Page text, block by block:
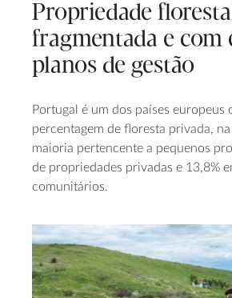
Propriedade
fragmentada e com
planos de gestão
Portugal é um dos países europeus
percentagem de floresta privada,
maioria pertencente a pequenos
de propriedades privadas e 13,8%
comunitários.